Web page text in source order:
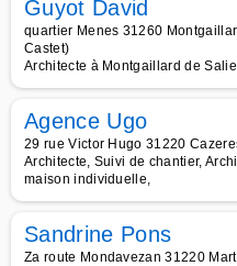
Guyot David
quartier Menes 31260
Castet)
Architecte à Montgaillard de
Agence Ugo
29 rue Victor Hugo 31220
Architecte, Suivi de chantier,
maison individuelle,
Sandrine Pons
Za route Mondavezan 31220